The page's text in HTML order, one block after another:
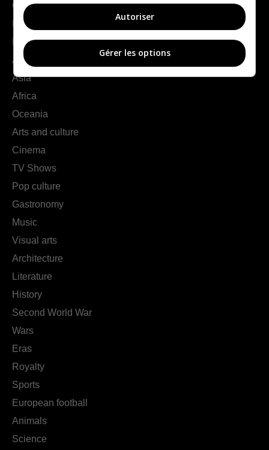
Geography
France
Europe
Americas
Asia
Africa
Oceania
Arts and culture
Cinema
TV Shows
Pop culture
Gastronomy
Music
Visual arts
Architecture
Literature
History
Second World War
Wars
Eras
Royalty
Sports
European football
Animals
Science
Autoriser
Gérer les options